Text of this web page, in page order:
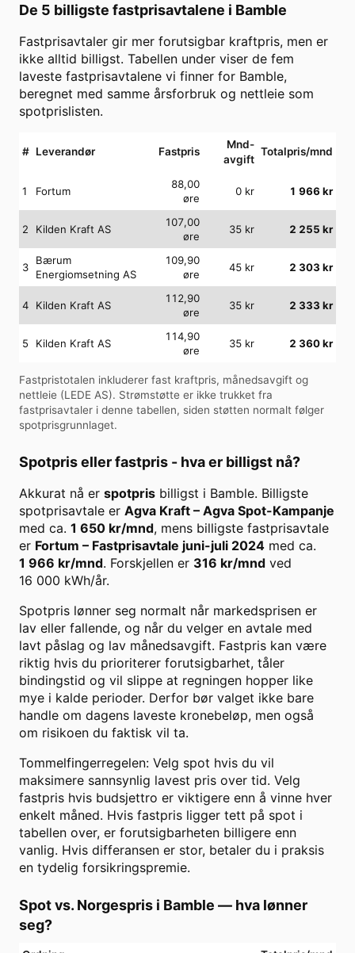
De 5 billigste fastprisavtalene i Bamble
Fastprisavtaler gir mer forutsigbar kraftpris, men er
ikke alltid billigst. Tabellen under viser de fem
laveste fastprisavtalene vi finner for Bamble,
beregnet med samme årsforbruk og nettleie som
spotprislisten.
# Leverandør Fastpris
Mnd-
avgift
Totalpris/mnd
1 Fortum
88,00
øre
0 kr 1 966 kr
2 Kilden Kraft AS
107,00
øre
35 kr 2 255 kr
3
Bærum
Energiomsetning AS
109,90
øre
45 kr 2 303 kr
4 Kilden Kraft AS
112,90
øre
35 kr 2 333 kr
5 Kilden Kraft AS
114,90
øre
35 kr 2 360kr
Fastpristotalen inkluderer fast kraftpris, månedsavgift og
nettleie (LEDE AS). Strømstøtte er ikke trukket fra
fastprisavtaler i denne tabellen, siden støtten normalt følger
spotprisgrunnlaget.
Spotpris eller fastpris - hva er billigst nå?
Akkurat nå er spotpris billigst i Bamble. Billigste
spotprisavtale er Agva Kraft – Agva Spot-Kampanje
med ca. 1 650 kr/mnd, mens billigste fastprisavtale
er Fortum – Fastprisavtale juni-juli 2024 med ca.
1 966 kr/mnd. Forskjellen er 316 kr/mnd ved
16 000 kWh/år.
Spotpris lønner seg normalt når markedsprisen er
lav eller fallende, og når du velger en avtale med
lavt påslag og lav månedsavgift. Fastpris kan være
riktig hvis du prioriterer forutsigbarhet, tåler
bindingstid og vil slippe at regningen hopper like
mye i kalde perioder. Derfor bør valget ikke bare
handle om dagens laveste kronebeløp, men også
om risikoen du faktisk vil ta.
Tommelfingerregelen: Velg spot hvis du vil
maksimere sannsynlig lavest pris over tid. Velg
fastpris hvis budsjettro er viktigere enn å vinne hver
enkelt måned. Hvis fastpris ligger tett på spot i
tabellen over, er forutsigbarheten billigere enn
vanlig. Hvis differansen er stor, betaler du i praksis
en tydelig forsikringspremie.
Spot vs. Norgespris i Bamble — hva lønner
seg?